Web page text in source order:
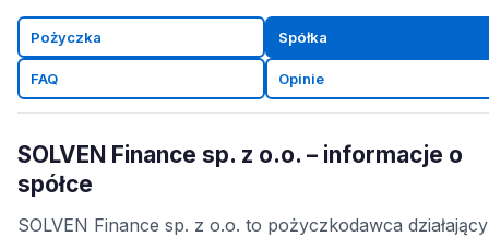
Pożyczka Spółka
FAQ Opinie
SOLVEN Finance sp. z o.o. – informacje o
spółce
SOLVEN Finance sp. z o.o. to pożyczkodawca działający